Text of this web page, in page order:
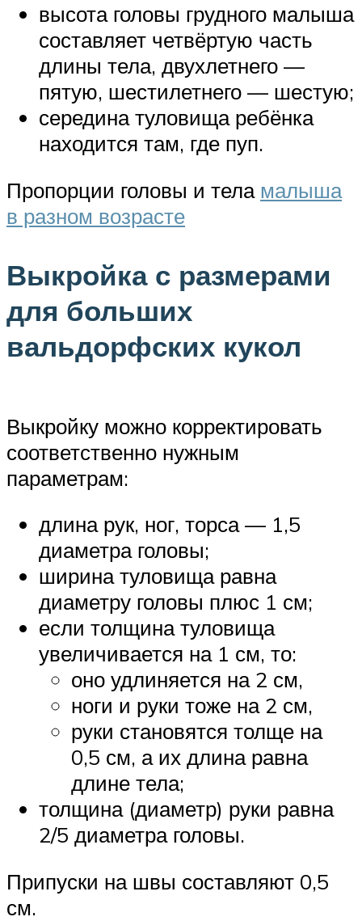
высота головы грудного малыша
составляет четвёртую часть
длины тела, двухлетнего —
пятую, шестилетнего — шестую;
середина туловища ребёнка
находится там, где пуп.
Пропорции головы и тела малыша
в разном возрасте
Выкройка с размерами
для больших
вальдорфских кукол
Выкройку можно корректировать
соответственно нужным
параметрам:
длина рук, ног, торса — 1,5
диаметра головы;
ширина туловища равна
диаметру головы плюс 1 см;
если толщина туловища
увеличивается на 1 см, то:
оно удлиняется на 2 см,
ноги и руки тоже на 2 см,
руки становятся толще на
0,5 см, а их длина равна
длине тела;
толщина (диаметр) руки равна
2/5 диаметра головы.
Припуски на швы составляют 0,5
см.